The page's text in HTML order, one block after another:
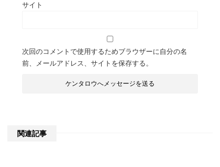
サイト
次回のコメントで使用するためブラウザーに自分の名
前、メールアドレス、サイトを保存する。
関連記事